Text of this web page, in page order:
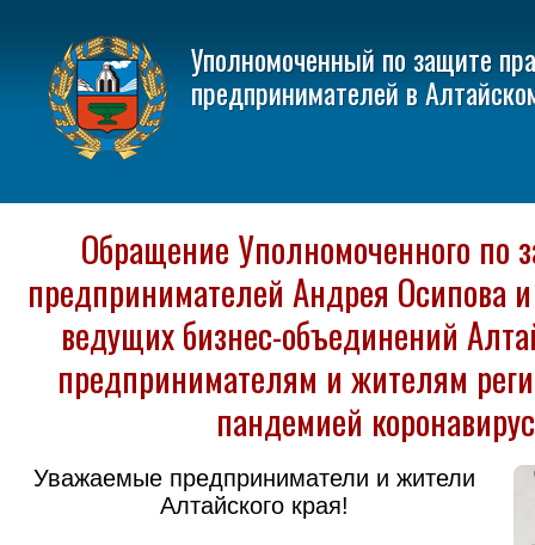
Уполномоченный по защите
предпринимателей в
Обращение Уполномоченного по
предпринимателей Андрея Осипова
ведущих бизнес-объединений
предпринимателям и жителям
пандемией
Уважаемые предприниматели и жители
Алтайского края!